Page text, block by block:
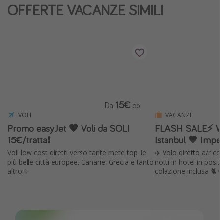
Vacanze con bambini
Festività del 2026
Città più visitate
OFFERTE VACANZE SIMILI
VOLI
Promo easyJet 🧡 Voli da SOLI
15€/tratta❗️
Voli low cost diretti verso tante mete top: le
più belle città europee, Canarie, Grecia e tanto
altro!✨
Da 15€ pp
VACANZE
FLASH SALE⚡️
Istanbul 💙
✈️ Volo diretto a/r
notti in hotel in